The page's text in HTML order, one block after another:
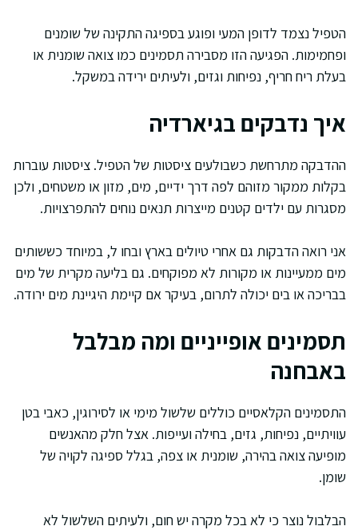
הטפיל נצמד לדופן המעי ופוגע בספיגה התקינה של שומנים
ופחמימות. הפגיעה הזו מסבירה תסמינים כמו צואה שומנית או
בעלת ריח חריף, נפיחות וגזים, ולעיתים ירידה במשקל.
איך נדבקים בגיארדיה
ההדבקה מתרחשת כשבולעים ציסטות של הטפיל. ציסטות עוברות
בקלות ממקור מזוהם לפה דרך ידיים, מים, מזון או משטחים, ולכן
מסגרות עם ילדים קטנים מייצרות תנאים נוחים להתפרצויות.
אני רואה הדבקות גם אחרי טיולים בארץ ובחו ל, במיוחד כששותים
מים ממעיינות או מקורות לא מפוקחים. גם בליעה מקרית של מים
בבריכה או בים יכולה לתרום, בעיקר אם קיימת היגיינת מים ירודה.
תסמינים אופייניים ומה מבלבל
באבחנה
התסמינים הקלאסיים כוללים שלשול מימי או לסירוגין, כאבי בטן
עוויתיים, נפיחות, גזים, בחילה ועייפות. אצל חלק מהאנשים
מופיעה צואה בהירה, שומנית או צפה, בגלל ספיגה לקויה של
שומן.
הבלבול נוצר כי לא בכל מקרה יש חום, ולעיתים השלשול לא